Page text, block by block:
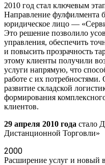
2010 год стал ключевым
Направление фулфилмента
юридическое лицо —
Это решение позволило
управления, обеспечить
и повысить прозрачность
этому клиенты получили
услуги напрямую, что
работе с их
развитие складской
формирования
клиентов.
29 апреля 2010 года стало
Дистанционной Торговли»
2000
Расширение услуг и новый